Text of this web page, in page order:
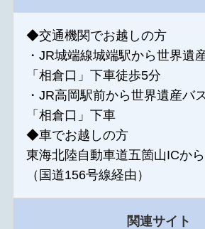
◆交通機関でお越しの方
・JR城端線城端駅から世界遺
「相倉口」下車徒歩5分
・JR高岡駅前から世界遺産バ
「相倉口」下車
◆車でお越しの方
東海北陸自動車道五箇山ICか
（国道156号線経由）
関連サイト